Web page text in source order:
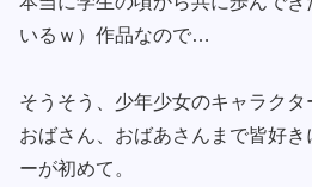
いるｗ）作品なので…
そうそう、少年少女のキャラク
おばさん、おばあさんまで皆好
ーが初めて。